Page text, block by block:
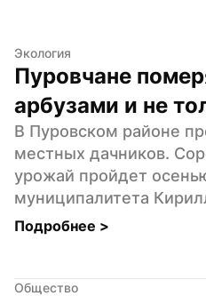
Экология
Пуровчане
арбузами и не
В Пуровском районе
местных дачников.
урожай пройдет
муниципалитета
Подробнее >
Общество